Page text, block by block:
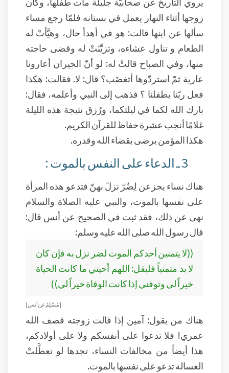
زوجها أثناء النهار يعمل في بستانه فلمّا رجع مساء
سألها عن ابنها قالت: هو في أهدأ حال، وهيَّأتْ له
الطعام و تناول عشاءه، وتزيَّنَتْ له وقضى حاجته
منها، وفي الصباح قالتْ له: لو أنّ الجيران أعارونا
عارية ثمّ استردّوها أتغضَب؟ قال: لا. فقالت: هكذا
فعل ربّنا بطفلنا ؟ فذهب إلى النبي وأعلمه، فقال:
بارك الله لكما في ليلتكما، ورُزق نتيجة هذه الليلة
غلامًا أنجب عشرة حفاظ للقرآن الكريم.
هكذا المؤمن يرضى بقضاء الله وقدره.
3 ـ الدعاء على النفس بالموت :
هناك نساء يجزعن لِضُرّ نزلَ بهنّ فتدعو هذه المرأة
على نفسها بالموت، والنبي عليه الصلاة والسلام
نهى عن ذلك، فقد ثبت في الصحيح عن أنس قال:
قال رسول الله صلى الله عليه وسلم:
((لا يتمنين أحدكم الموت لضر نزل به فإن كان
لا بد متمنياً فليقل: اللهم أحيني ما كانت الحياة
خيراً لي وتوفني إذا كانت الوفاة خيراً لي))
[ مُسْلِمٌ عن أنس]
هناك من يقول: آمين إذا قالت زوجته قصف الله
عمري! فلا تدعوا على أنفسكم ولا على أولادكم،
هذا أيضاً من مخالفات النساء، تجدها لو تعطَّلتْ
الغسالة تدعو على نفسها بالموت.